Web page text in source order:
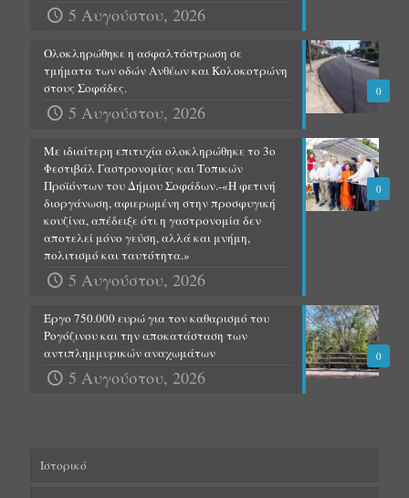
5 Αυγούστου, 2026
0
Ολοκληρώθηκε η ασφαλτόστρωση σε
τμήματα των οδών Ανθέων και Κολοκοτρώνη
στους Σοφάδες.
5 Αυγούστου, 2026
0
Με ιδιαίτερη επιτυχία ολοκληρώθηκε το 3ο
Φεστιβάλ Γαστρονομίας και Τοπικών
Προϊόντων του Δήμου Σοφάδων.-«Η φετινή
διοργάνωση, αφιερωμένη στην προσφυγική
κουζίνα, απέδειξε ότι η γαστρονομία δεν
αποτελεί μόνο γεύση, αλλά και μνήμη,
πολιτισμό και ταυτότητα.»
5 Αυγούστου, 2026
0
Έργο 750.000 ευρώ για τον καθαρισμό του
Ρογόζινου και την αποκατάσταση των
αντιπλημμυρικών αναχωμάτων
5 Αυγούστου, 2026
Ιστορικό